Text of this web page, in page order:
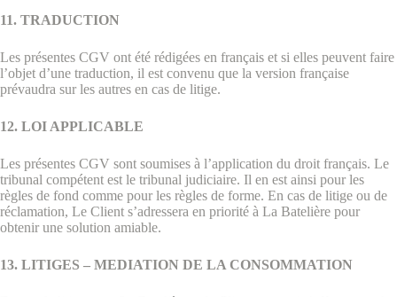
11. TRADUCTION
Les présentes CGV ont été rédigées en français et si elles peuvent faire
l’objet d’une traduction, il est convenu que la version française
prévaudra sur les autres en cas de litige.
12. LOI APPLICABLE
Les présentes CGV sont soumises à l’application du droit français. Le
tribunal compétent est le tribunal judiciaire. Il en est ainsi pour les
règles de fond comme pour les règles de forme. En cas de litige ou de
réclamation, Le Client s’adressera en priorité à La Batelière pour
obtenir une solution amiable.
13. LITIGES – MEDIATION DE LA CONSOMMATION